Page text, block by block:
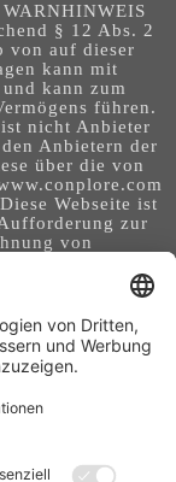
§ 12 Abs. 2
von auf dieser
kann mit
kann zum
führen.
nicht Anbieter
Anbietern der
über die von
Webseite ist
zur
von
sich an ein
Beratung,
dar - es
dieser Webseite
(nutzbar) sind
Investitionen